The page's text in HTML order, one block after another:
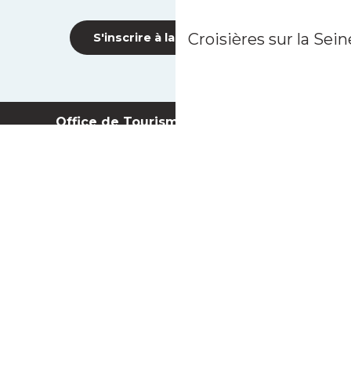
Croisières sur la
S'inscrire à la newsletter
Office de Tourisme Intercommunal